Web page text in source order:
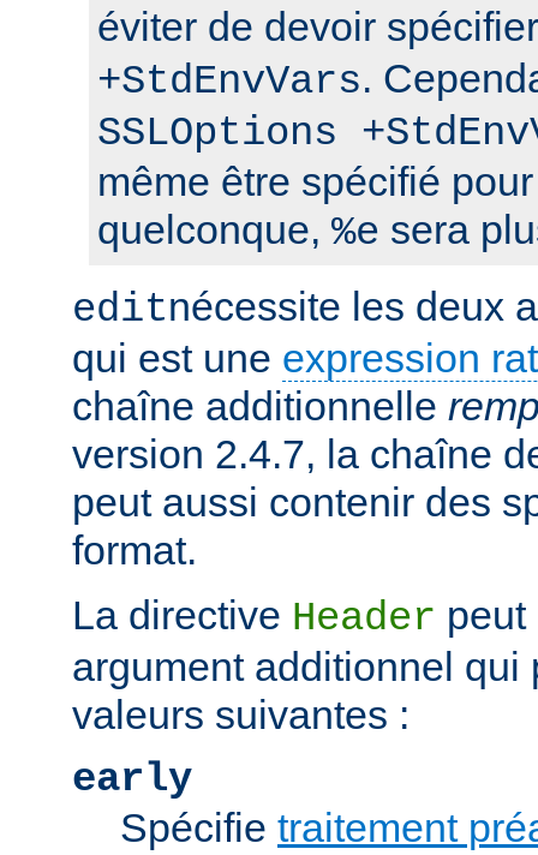
éviter de devoir
+StdEnvVars.
SSLOptions
même être spécifié
quelconque, %e sera
editnécessite les deux
qui est une expression
chaîne additionnelle
version 2.4.7, la chaîne
peut aussi contenir des
format.
La directive Header peut
argument additionnel qui
valeurs suivantes :
early
Spécifie traitement